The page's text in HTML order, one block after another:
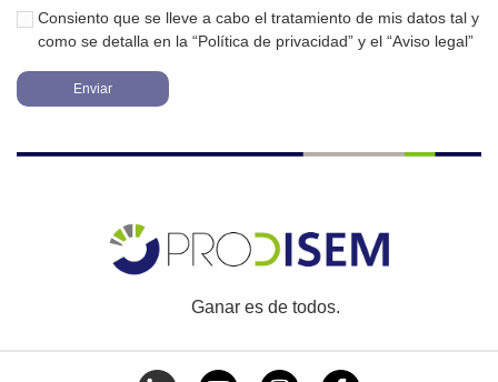
Consiento que se lleve a cabo el tratamiento de mis datos tal y
como se detalla en la “Política de privacidad” y el “Aviso legal”
Ganar es de todos.